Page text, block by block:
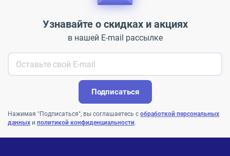
Узнавайте о скидках и акциях
в нашей E-mail рассылке
Подписаться
Нажимая "Подписаться", вы соглашаетесь с обработкой персональных
данных и политикой конфиденциальности.